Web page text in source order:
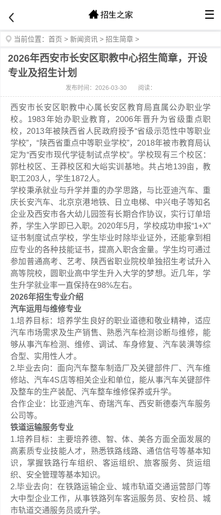
☰
当前位置： 首页 > 新闻资讯 > 招生简章 >
2026年西安市长安区职教中心招生简章，开设
专业及招生计划
发布时间：2026-03-30 阅读：
西安市长安区职教中心属长安区教育局直属公办职业学
校。1983年始办职业教育，2006年晋升为省级重点职
校，2013年被陕西省人民政府授予“省级示范性中等职业
学校”，“陕西省重点中等职业学校”，2018年被市教育局认
定为“西安市现代学徒制试点学校”。学校现有三个校区：
郭杜校区、王莽校区和大峪实训基地。共占地139亩，教
职工203人，学生1872人。
学校秉承就业与升学并重的办学思路，与比亚迪汽车、重
庆长安汽车、北京京港地铁、日立电梯、中兴电子等知名
企业及西安市各大幼儿园签有长期合作协议，实行订单培
养，学生入学即已入职。2020年5月，学校成功申报“1+X”
证书制度试点学校，学生毕业时除毕业证外，还能拿到相
应专业的各种技能证书，提高入职含金量。学生均可通过
参加普通高考、艺考、陕西省职业院校单独招生考试升入
高等院校，圆职业高中学生升入大学的梦想。近几年，学
生升学就业率一直保持在98%左右。
2026年招生专业介绍
汽车运用与维修专业
1.培养目标：培养学生良好的职业道德和敬业精神，适应
汽车市场需求及生产销售、熟悉汽车检测诊断与维修，能
够从事汽车检测、维修、调试、车身修复、汽车装潢等综
合型、实用性人才。
2.毕业去向：面向汽车整车制造厂及关键部件厂、汽车维
修站、汽车4S店等相关企业和单位，能从事汽车关键部件
及整车的生产装配、汽车整车维修保养或升学。
合作企业：比亚迪汽车、奇瑞汽车、西安新德泰汽车服务
公司等。
铁道运输服务专业
1.培养目标：主要培养德、智、体、美各方面全面发展的
高素质专业技能人才，熟悉铁路线路、通信信号等基本知
识，掌握铁路行车组织、客运组织、旅客服务、货运组
织、安全管理等基本知识。
2.毕业去向：在铁路运输企业、城市轨道交通运营部门等
大中型企业工作，从事铁路列车客运服务员、安检员、城
市轨道交通服务员或升学。